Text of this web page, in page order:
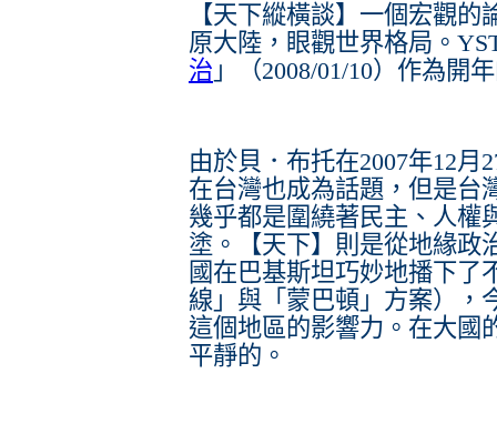
【天下縱橫談】一個宏觀
原大陸，眼觀世界格局。
治 」（2008/01/10）作為開
由於貝．布托在2007年12
在台灣也成為話題，但是台
幾乎都是圍繞著民主、人權
塗。【天下】則是從地緣政
國在巴基斯坦巧妙地播下了
線」與「蒙巴頓」方案），
這個地區的影響力。在大國
平靜的。